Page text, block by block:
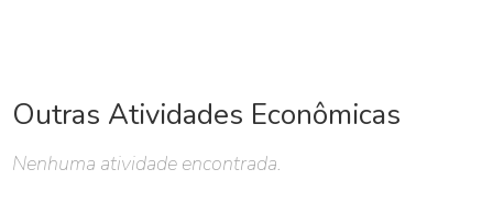
Outras Atividades Econômicas
Nenhuma atividade encontrada.